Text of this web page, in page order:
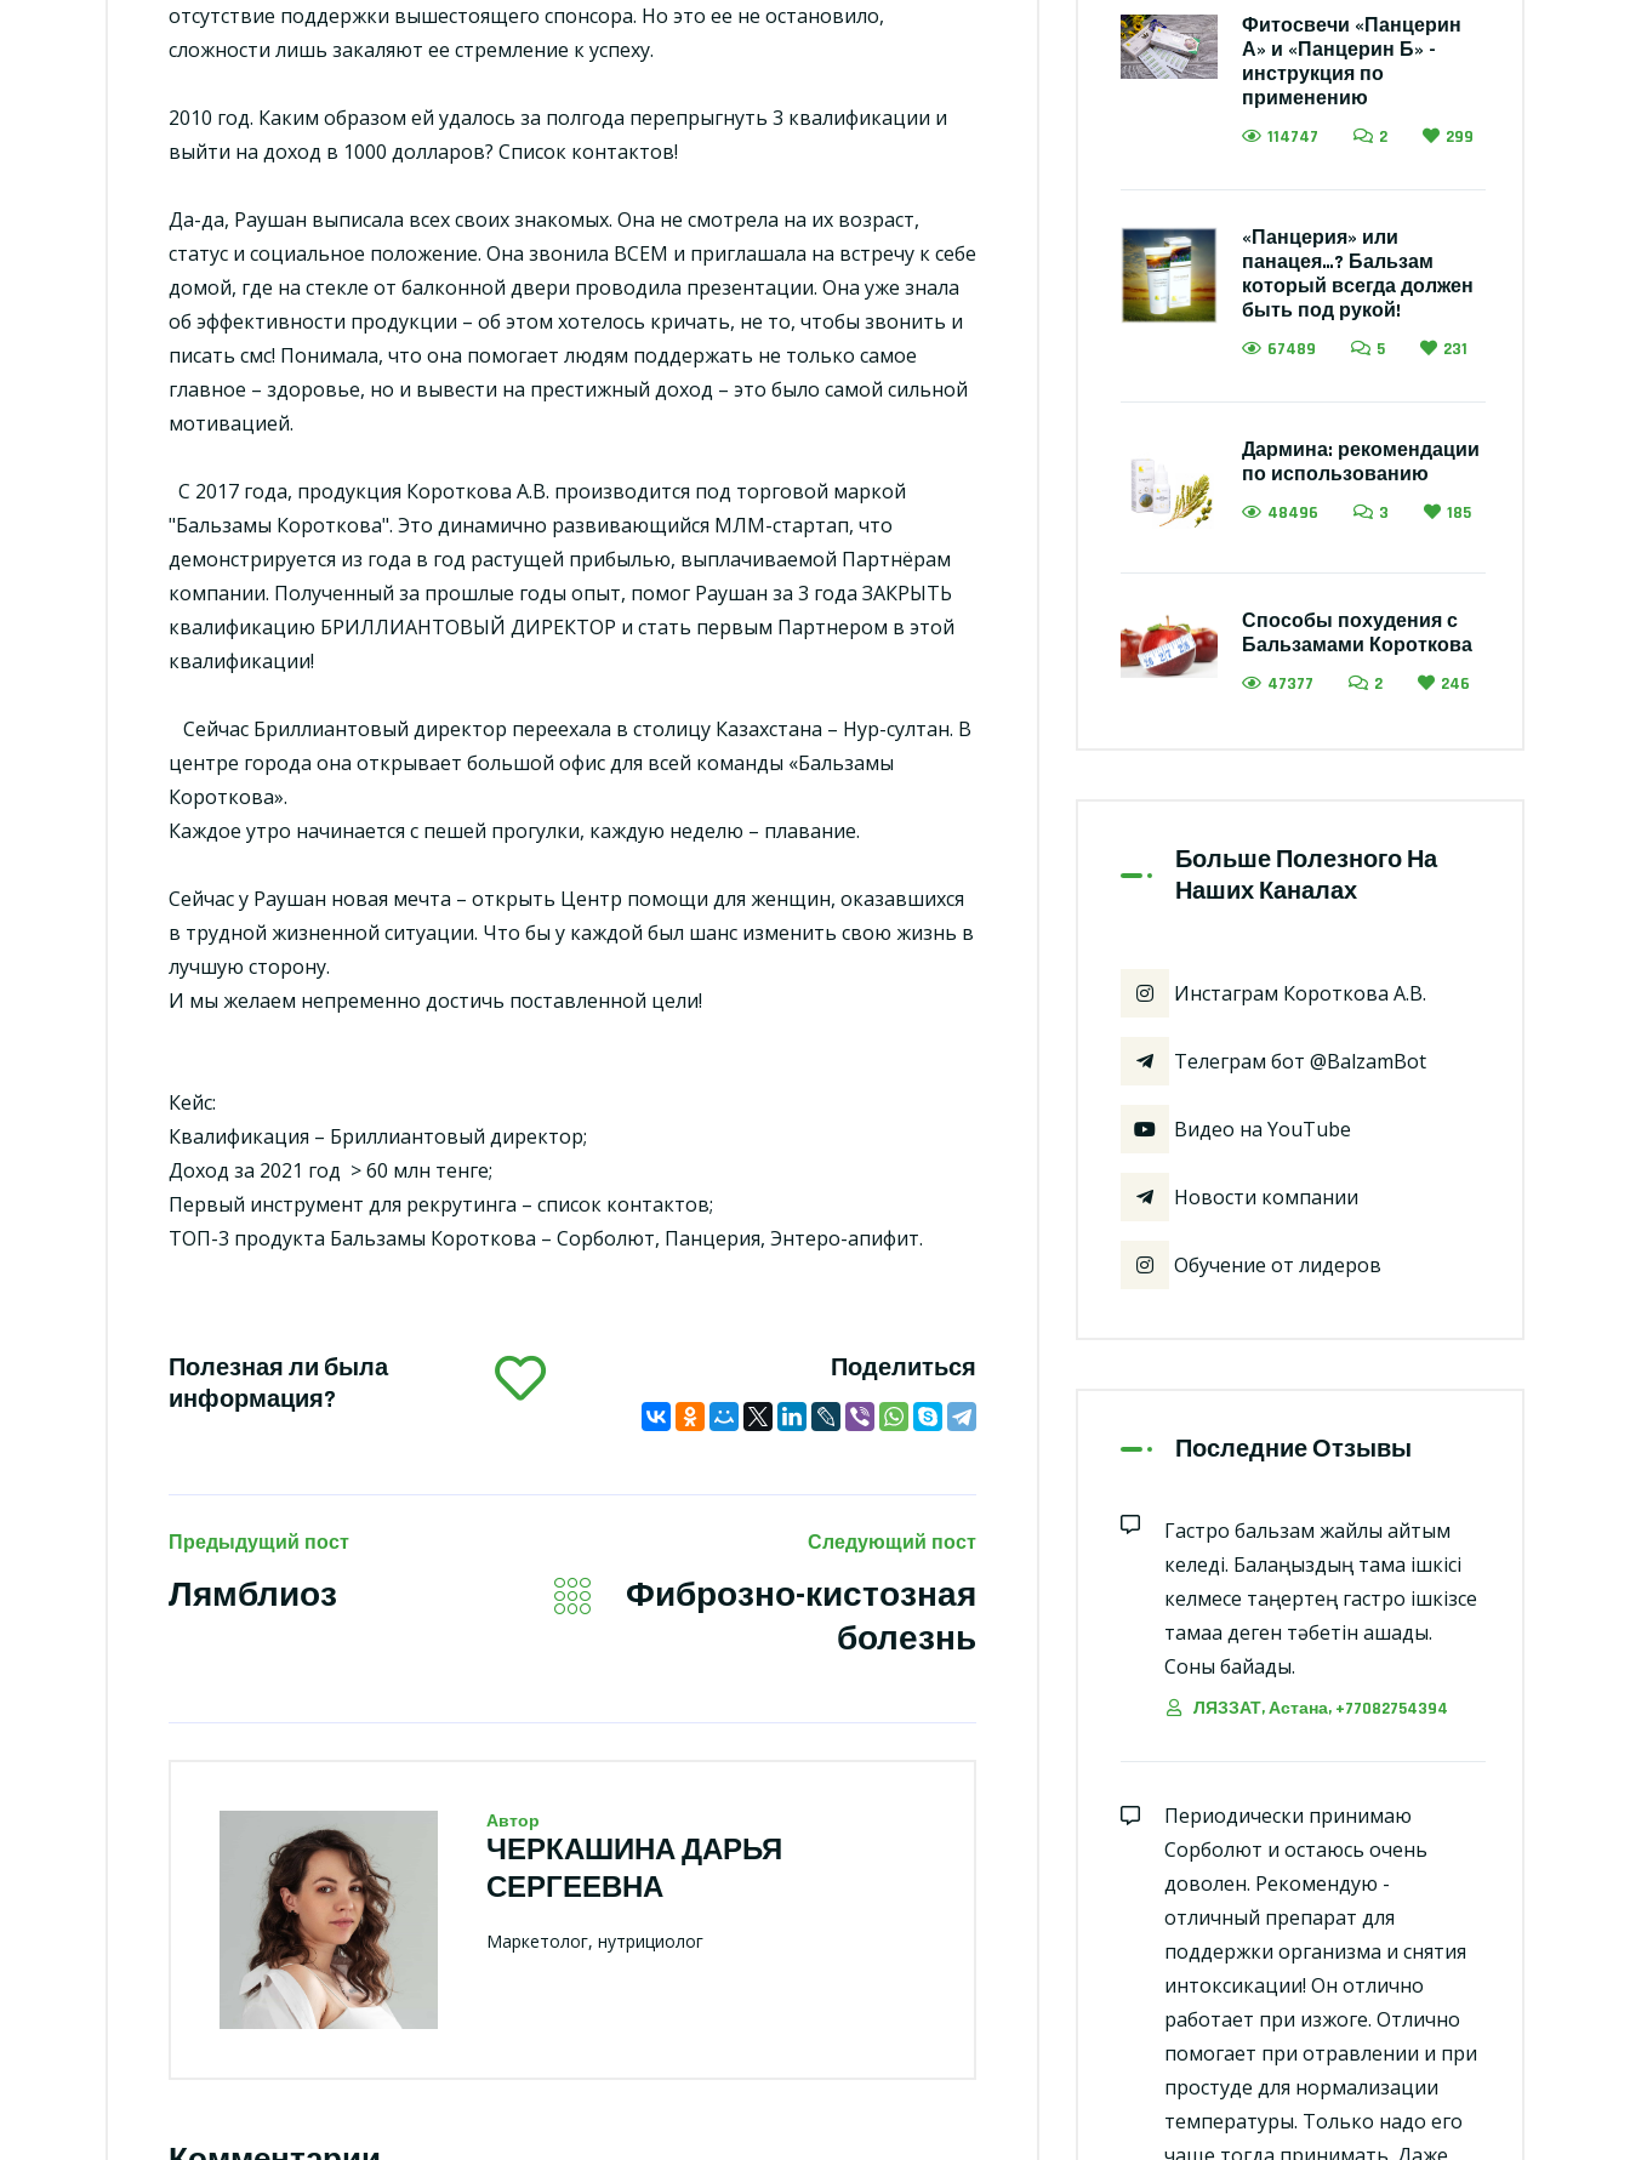
отсутствие поддержки вышестоящего спонсора. Но это ее не остановило,
сложности лишь закаляют ее стремление к успеху.
2010 год. Каким образом ей удалось за полгода перепрыгнуть 3 квалификации и
выйти на доход в 1000 долларов? Список контактов!
Да-да, Раушан выписала всех своих знакомых. Она не смотрела на их возраст,
статус и социальное положение. Она звонила ВСЕМ и приглашала на встречу к себе
домой, где на стекле от балконной двери проводила презентации. Она уже знала
об эффективности продукции – об этом хотелось кричать, не то, чтобы звонить и
писать смс! Понимала, что она помогает людям поддержать не только самое
главное – здоровье, но и вывести на престижный доход – это было самой сильной
мотивацией.
С 2017 года, продукция Короткова А.В. производится под торговой маркой
"Бальзамы Короткова". Это динамично развивающийся МЛМ-стартап, что
демонстрируется из года в год растущей прибылью, выплачиваемой Партнёрам
компании. Полученный за прошлые годы опыт, помог Раушан за 3 года ЗАКРЫТЬ
квалификацию БРИЛЛИАНТОВЫЙ ДИРЕКТОР и стать первым Партнером в этой
квалификации!
Сейчас Бриллиантовый директор переехала в столицу Казахстана – Нур-султан. В
центре города она открывает большой офис для всей команды «Бальзамы
Короткова».
Каждое утро начинается с пешей прогулки, каждую неделю – плавание.
Сейчас у Раушан новая мечта – открыть Центр помощи для женщин, оказавшихся
в трудной жизненной ситуации. Что бы у каждой был шанс изменить свою жизнь в
лучшую сторону.
И мы желаем непременно достичь поставленной цели!
Кейс:
Квалификация – Бриллиантовый директор;
Доход за 2021 год > 60 млн тенге;
Первый инструмент для рекрутинга – список контактов;
ТОП-3 продукта Бальзамы Короткова – Сорболют, Панцерия, Энтеро-апифит.
Полезная ли была
информация?
Поделиться
Предыдущий пост
Лямблиоз
Следующий пост
Фиброзно-кистозная
болезнь
Автор
ЧЕРКАШИНА ДАРЬЯ
СЕРГЕЕВНА
Маркетолог, нутрициолог
Фитосвечи «Панцерин
А» и «Панцерин Б» -
инструкция по
применению
114747 2 299
«Панцерия» или
панацея…? Бальзам
который всегда должен
быть под рукой!
67489 5 231
Дармина: рекомендации
по использованию
48496 3 185
Способы похудения с
Бальзамами Короткова
47377 2 246
Больше Полезного На
Наших Каналах
Инстаграм Короткова А.В.
Телеграм бот @BalzamBot
Видео на YouTube
Новости компании
Обучение от лидеров
Последние Отзывы
Гастро бальзам жайлы айтқым
келеді. Балаңыздың тамақ ішкісі
келмесе таңертең гастро ішкізсе
тамаққа деген тәбетін ашады.
Соны байқадық.
ЛЯЗЗАТ, Астана, +77082754394
Периодически принимаю
Сорболют и остаюсь очень
доволен. Рекомендую -
отличный препарат для
поддержки организма и снятия
интоксикации! Он отлично
работает при изжоге. Отлично
помогает при отравлении и при
простуде для нормализации
температуры. Только надо его